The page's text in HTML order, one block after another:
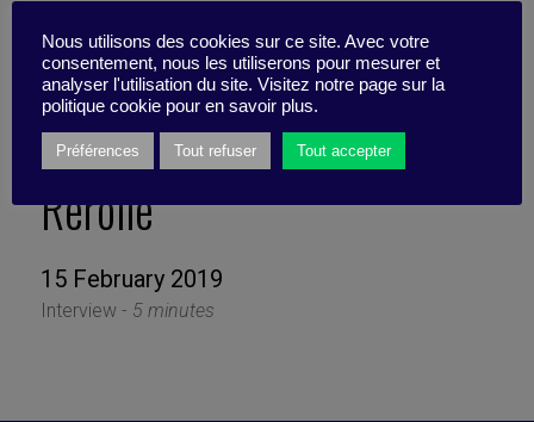
Talking shareholder
engagement and value
creation with Jean-Florent
Rerolle
15 February 2019
Interview - 5 minutes
Nous utilisons des cookies sur ce site. Avec votre
consentement, nous les utiliserons pour mesurer et
analyser l'utilisation du site. Visitez notre page sur la
politique cookie pour en savoir plus.
Préférences Tout refuser Tout accepter